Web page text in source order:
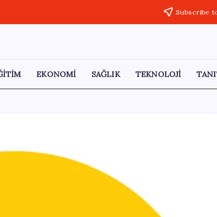
Subscribe
EKONOMİ SAĞLIK TEKNOLOJİ